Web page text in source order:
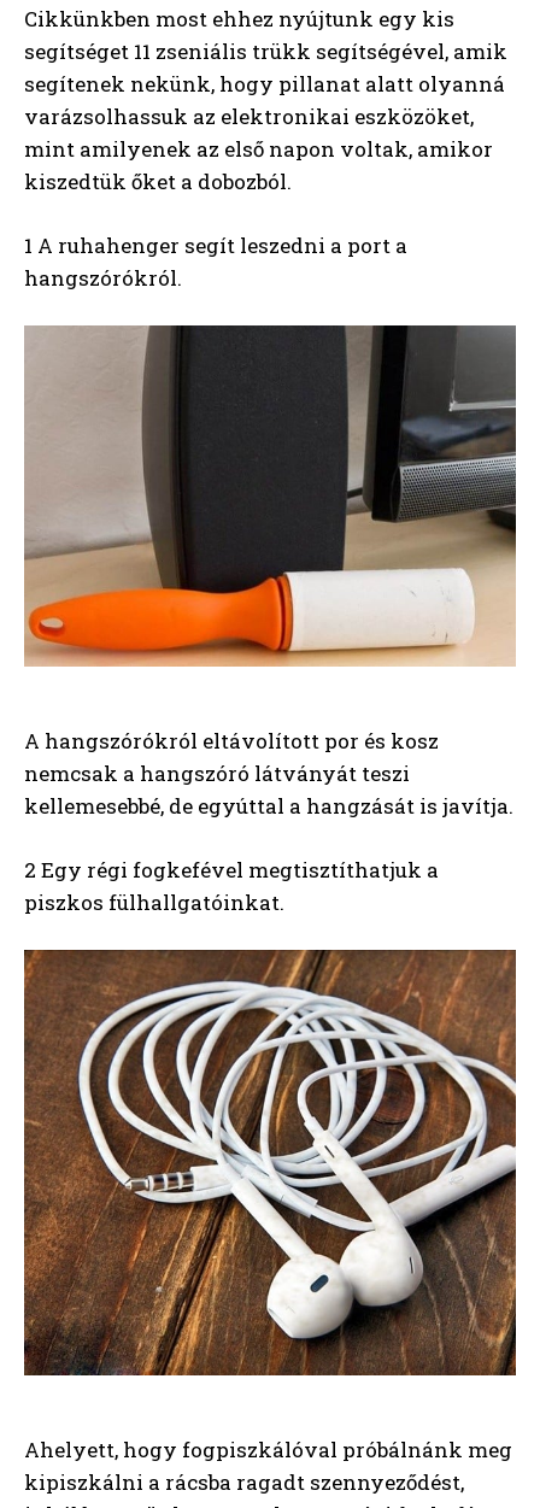
Cikkünkben most ehhez nyújtunk egy kis
segítséget 11 zseniális trükk segítségével, amik
segítenek nekünk, hogy pillanat alatt olyanná
varázsolhassuk az elektronikai eszközöket,
mint amilyenek az első napon voltak, amikor
kiszedtük őket a dobozból.
1 A ruhahenger segít leszedni a port a
hangszórókról.
A hangszórókról eltávolított por és kosz
nemcsak a hangszóró látványát teszi
kellemesebbé, de egyúttal a hangzását is javítja.
2 Egy régi fogkefével megtisztíthatjuk a
piszkos fülhallgatóinkat.
Ahelyett, hogy fogpiszkálóval próbálnánk meg
kipiszkálni a rácsba ragadt szennyeződést,